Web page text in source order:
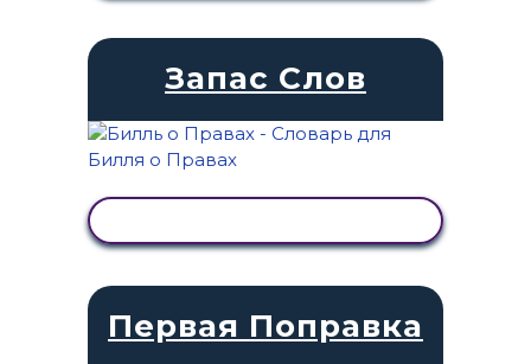
Запас Слов
Первая Поправка